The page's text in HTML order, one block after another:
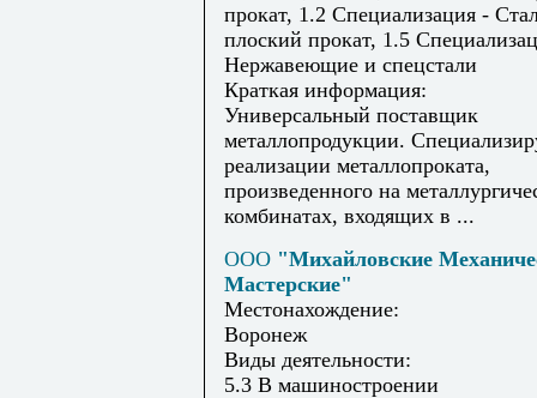
прокат, 1.2 Специализация -
плоский прокат, 1.5
Нержавеющие и спецстали
Краткая информация:
Универсальный поставщик
металлопродукции.
реализации металлопроката,
произведенного на
комбинатах, входящих в ...
ООО "Михайловские
Мастерские"
Местонахождение:
Воронеж
Виды деятельности:
5.3 В машиностроении